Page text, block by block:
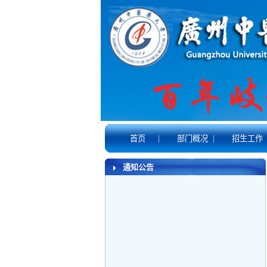
首页 | 部门概况 | 招生工作
通知公告